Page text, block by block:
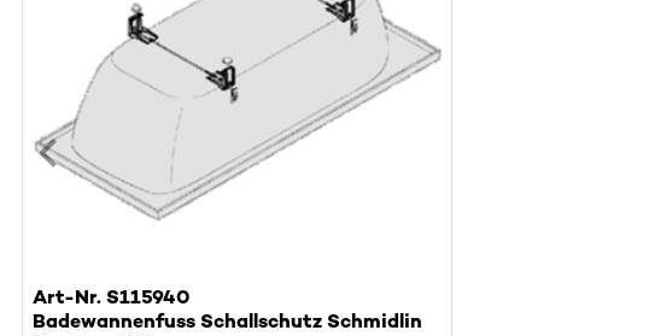
Art-Nr. S115940
Badewannenfuss Schallschutz Schmidlin